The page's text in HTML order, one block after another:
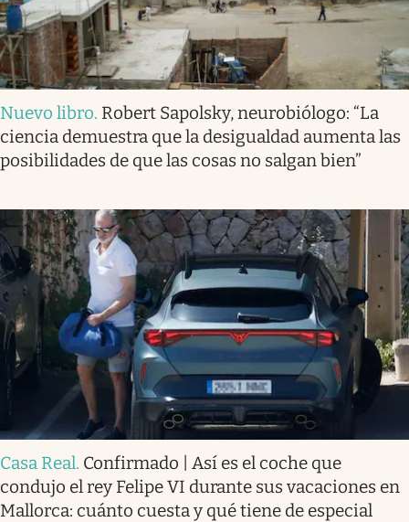
Nuevo libro. Robert Sapolsky, neurobiólogo: “La
ciencia demuestra que la desigualdad aumenta las
posibilidades de que las cosas no salgan bien”
Casa Real. Confirmado | Así es el coche que
condujo el rey Felipe VI durante sus vacaciones en
Mallorca: cuánto cuesta y qué tiene de especial